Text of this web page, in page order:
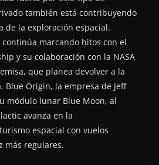
también está contribuyendo
de la exploración espacial.
continúa marcando hitos con el
y su colaboración con la NASA
que planea devolver a la
Blue Origin, la empresa de Jeff
módulo lunar Blue Moon, al
avanza en la
espacial con vuelos
más regulares.